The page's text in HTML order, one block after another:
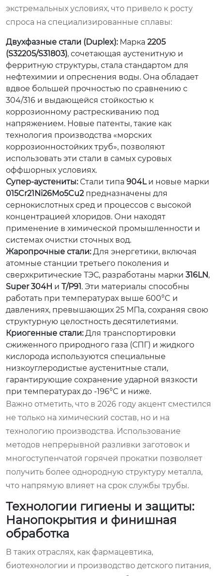
экстремальных условиях, что привело к росту
спроса на специализированные сплавы:
Двухфазные стали (Duplex):Марка 2205
(S32205/S31803), сочетающая аустенитную и
ферритную структуры, стала стандартом для
нефтехимии и опреснения воды. Она обладает
вдвое большей прочностью по сравнению с
304/316 и выдающейся стойкостью к
коррозионному растрескиванию под
напряжением. Новые патенты, такие как
технология производства «морских
коррозионностойких труб», позволяют
использовать эти стали в самых суровых
оффшорных условиях.
Супер-аустениты:Стали типа 904Lи новые марки
015Cr21Ni26Mo5Cu2 предназначены для
сернокислотных сред и процессов с высокой
концентрацией хлоридов. Они находят
применение в химической промышленности и
системах очистки сточных вод.
Жаропрочные стали:Для энергетики, включая
атомные станции третьего поколения и
сверхкритические ТЭС, разработаны марки 316LN,
Super 304H и T/P91. Эти материалы способны
работать при температурах выше 600°C и
давлениях, превышающих 25 МПа, сохраняя свою
структурную целостность десятилетиями.
Криогенные стали:Для транспортировки
сжиженного природного газа (СПГ) и жидкого
кислорода используются специальные
низкоуглеродистые аустенитные стали,
гарантирующие сохранение ударной вязкости
при температурах до -196°C и ниже.
Важно отметить, что в 2026 году акцент сместился
не только на химический состав, но и на
технологию производства. Использование
методов непрерывной разливки заготовок и
многоступенчатой горячей прокатки позволяет
получить более однородную структуру металла,
что напрямую влияет на срок службы трубы.
Технологии гигиены и защиты:
Нанопокрытия и финишная
обработка
В таких отраслях, как фармацевтика,
биотехнологии и производство детского питания,